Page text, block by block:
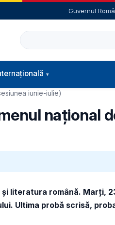
Guvernul
Caută
iunie-iulie)
național
și literatura română. Marți,
Ultima probă scrisă,